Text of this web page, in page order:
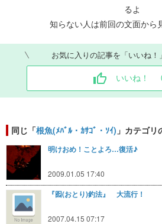
るよ
知らない人は前回の文面から
お気に入りの記事を「いいね！
いいね！
同じ「根魚(ﾒﾊﾞﾙ・ｶｻｺﾞ・ｿｲ) 」カテゴリ
明けおめ！ことよろ…復活♪
2009.01.05 17:40
『囮(おとり)釣法』 大流行！
2007.04.15 07:17